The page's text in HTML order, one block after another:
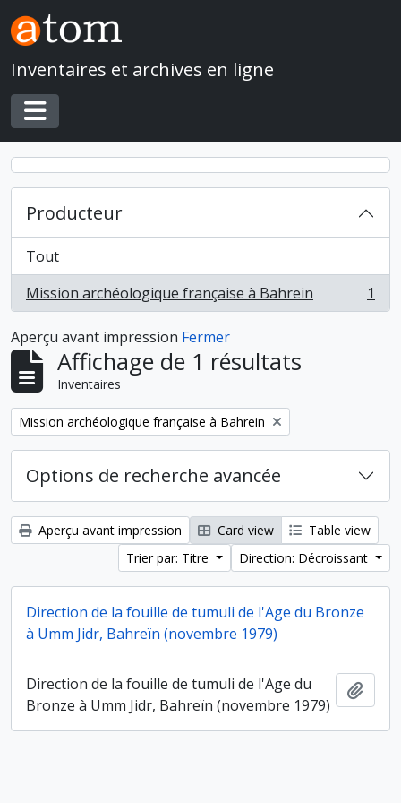
Skip to main content
Inventaires et archives en ligne
Toggle navigation
Producteur
Tout
Mission archéologique française à Bahrein
, 1 résultats 1
Aperçu avant impression Fermer
Affichage de 1 résultats
Inventaires
Remove filter:
Mission archéologique française à Bahrein
Options de recherche avancée
Aperçu avant impression Card view
Table view
Trier par: Titre
Direction: Décroissant
Direction de la fouille de tumuli de l'Age du Bronze
à Umm Jidr, Bahreïn (novembre 1979)
Direction de la fouille de tumuli de l'Age du
Bronze à Umm Jidr, Bahreïn (novembre 1979)